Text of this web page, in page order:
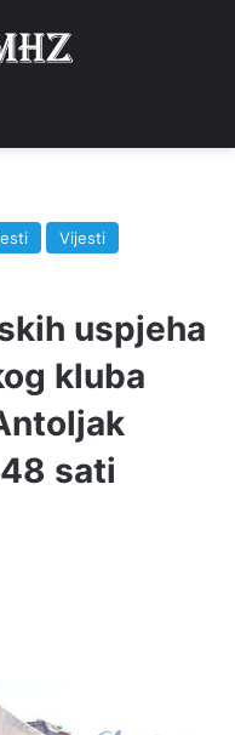
Vijesti
uspjeha
kluba
sati